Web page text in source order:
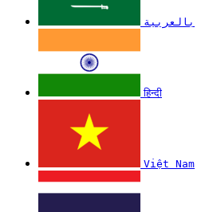
بالعربية
हिन्दी
Việt Nam